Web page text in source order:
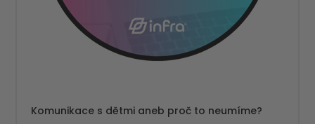
Komunikace s dětmi aneb proč to neumíme?